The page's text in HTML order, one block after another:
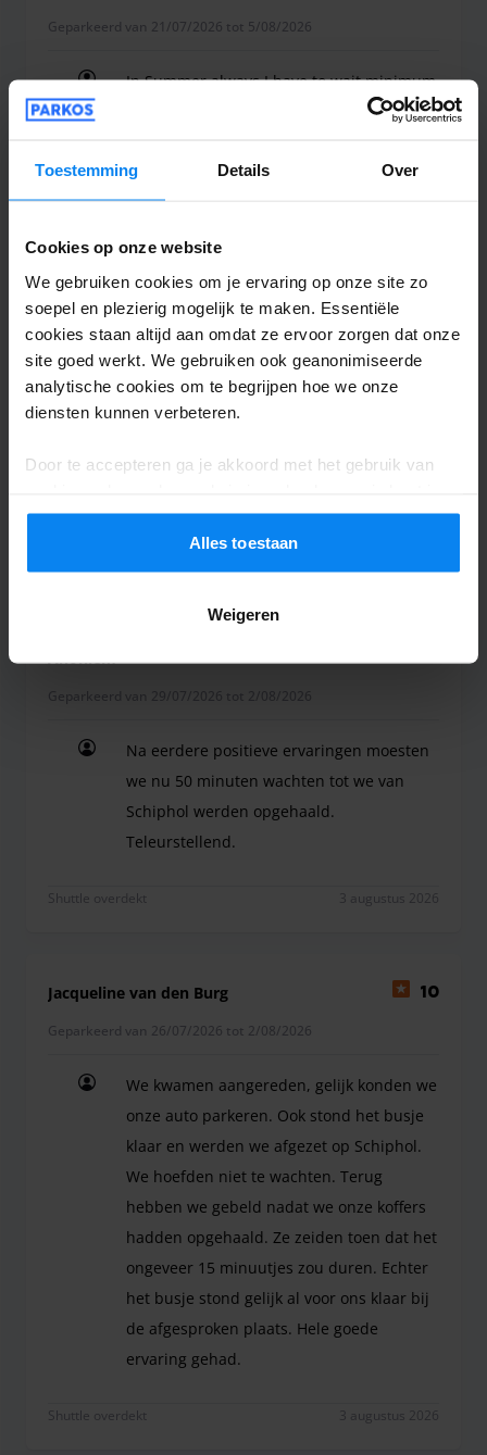
Toestemming Details Over
Cookies op onze website
We gebruiken cookies om je ervaring op onze site zo
soepel en plezierig mogelijk te maken. Essentiële
cookies staan altijd aan omdat ze ervoor zorgen dat onze
site goed werkt. We gebruiken ook geanonimiseerde
analytische cookies om te begrijpen hoe we onze
diensten kunnen verbeteren.
Door te accepteren ga je akkoord met het gebruik van
instellingen op elk moment aanpassen. Bekijk voor alle
Privacybeleid.
Alles toestaan
Weigeren
voor zien van een toilet. Voor de shuttle bus kunt u een
gratis kinderzitje boeken indien gewenst. U kunt dan het
kinderzitje uit uw auto gebruiken in de shuttle bus. En als
u een elektrische auto heeft kunt u deze bij Airport Indoor
Geparkeerd van 21/07/2026 tot 5/08/2026
In Summer always I have to wait minimum
50-60 minutes in spite of the road was not
In Summer always I have to wait minimum 50-
Anonymous
Geparkeerd van 25/07/2026 tot 29/07/2026
Really good
Geparkeerd van 29/07/2026 tot 2/08/2026
Na eerdere positieve ervaringen moesten
we nu 50 minuten wachten tot we van
Schiphol werden opgehaald.
Teleurstellend.
Shuttle overdekt 3 augustus 2026
Jacqueline van den Burg 10
Geparkeerd van 26/07/2026 tot 2/08/2026
We kwamen aangereden, gelijk konden we
onze auto parkeren. Ook stond het busje
klaar en werden we afgezet op Schiphol.
We hoefden niet te wachten. Terug
hebben we gebeld nadat we onze koffers
hadden opgehaald. Ze zeiden toen dat het
ongeveer 15 minuutjes zou duren. Echter
het busje stond gelijk al voor ons klaar bij
de afgesproken plaats. Hele goede
ervaring gehad.
Shuttle overdekt 3 augustus 2026